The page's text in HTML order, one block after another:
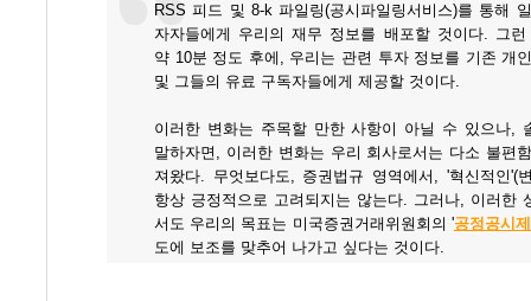
RSS 피드 및 8-k 파일링(공시파일링서비스)를 통해
자자들에게 우리의 재무 정보를 배포할 것이다. 그런
약 10분 정도 후에, 우리는 관련 투자 정보를 기존 개
및 그들의 유료 구독자들에게 제공할 것이다.
이러한 변화는 주목할 만한 사항이 아닐 수 있으나,
말하자면, 이러한 변화는 우리 회사로서는 다소 불편
져왔다. 무엇보다도, 증권법규 영역에서, '혁신적인'(
항상 긍정적으로 고려되지는 않는다. 그러나, 이러한
서도 우리의 목표는 미국증권거래위원회의 '공정공시
도에 보조를 맞추어 나가고 싶다는 것이다.